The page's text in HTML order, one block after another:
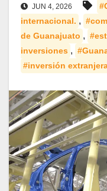
JUN 4, 2026
internacional. ,
de Guanajuato ,
inversiones ,
#inversión